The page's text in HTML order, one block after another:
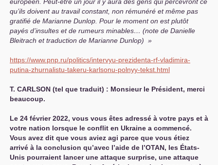
européen. Peut-être un jour il y aura des gens qui percevront ce
qu’ils doivent au travail constant, non rémunéré et même pas
gratifié de Marianne Dunlop. Pour le moment on est plutôt
payés d’insultes et de rumeurs minables… (note de Danielle
Bleitrach et traduction de Marianne Dunlop)
https://www.pnp.ru/politics/intervyu-prezidenta-rf-vladimira-
putina-zhurnalistu-takeru-karlsonu-polnyy-tekst.html
Т. CARLSON (tel que traduit) : Monsieur le Président, merci
beaucoup.
Le 24 février 2022, vous vous êtes adressé à votre pays et à
votre nation lorsque le conflit en Ukraine a commencé.
Vous avez dit que vous aviez agi parce que vous étiez
arrivé à la conclusion qu’avec l’aide de l’OTAN, les États-
Unis pourraient lancer une attaque surprise, une attaque